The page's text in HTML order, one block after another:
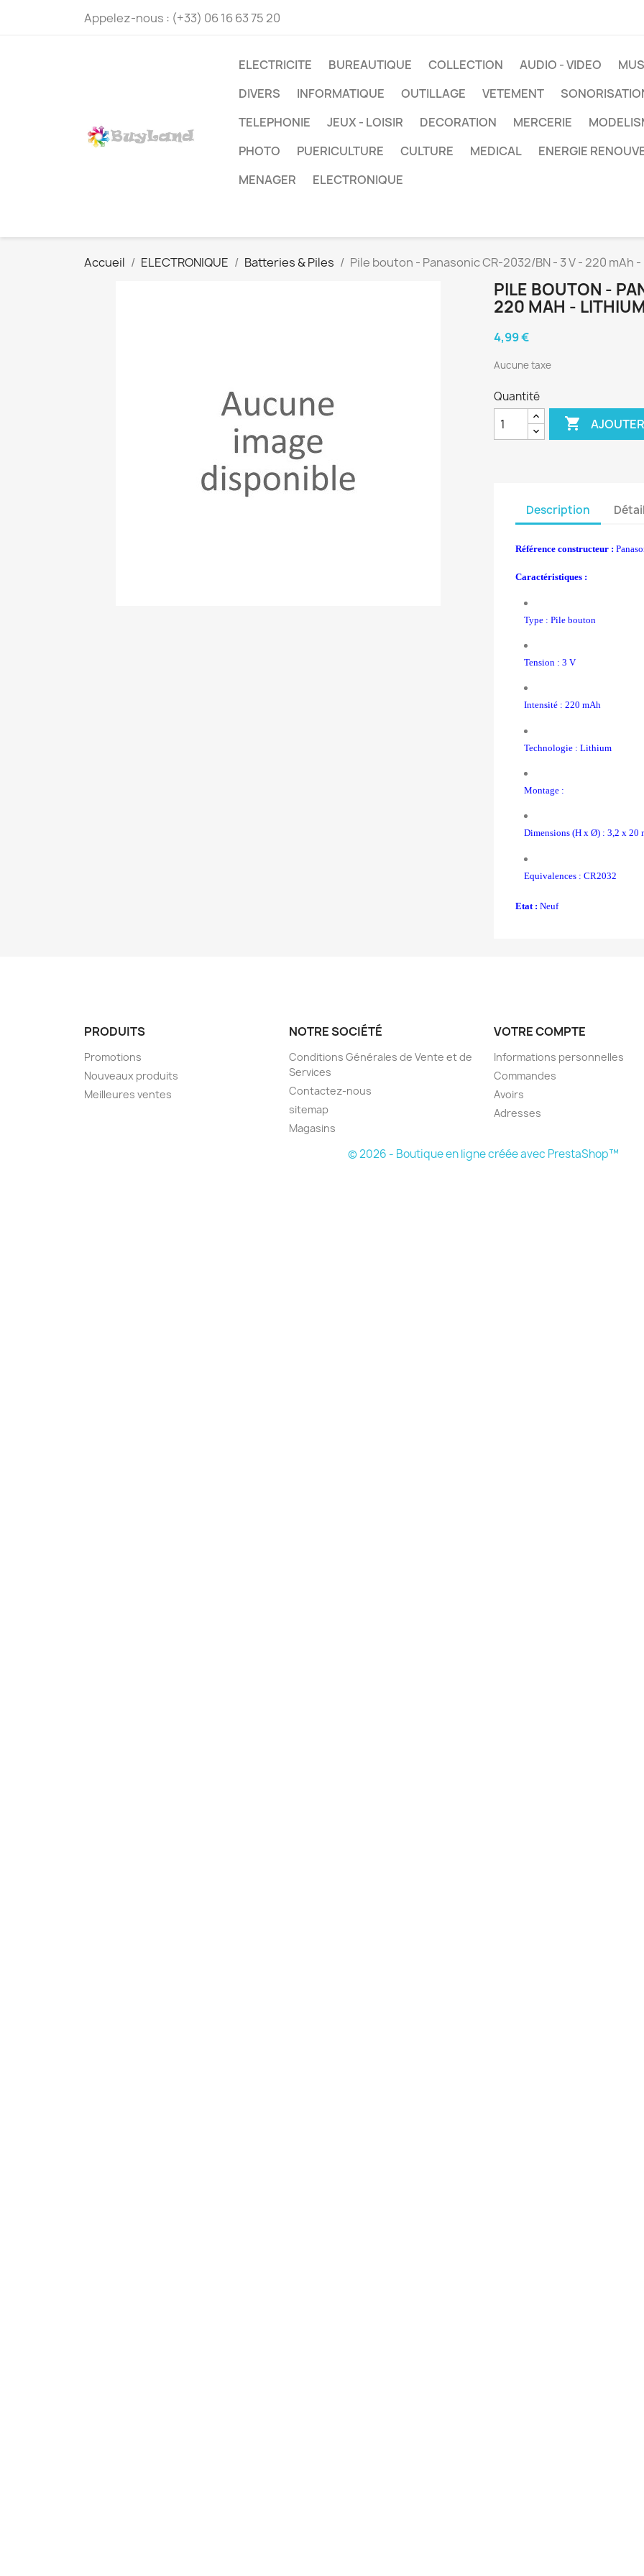
Appelez-nous : (+33) 06 16 63 75 20
ELECTRICITE BUREAUTIQUE COLLECTION AUDIO - VIDEO
DIVERS
INFORMATIQUE OUTILLAGE VETEMENT
TELEPHONIE
JEUX - LOISIR DECORATION MERCERIE
PHOTO
PUERICULTURE CULTURE MEDICAL
ENERGIE
MENAGER
ELECTRONIQUE
Accueil ELECTRONIQUE Batteries & Piles Pile bouton - Panasonic CR-2032/BN - 3 V - 220 mAh
PILE BOUTON -
220 MAH -
4,99 €
Aucune taxe
Quantité

Description
Référence constructeur :
Caractéristiques :
Type : Pile bouton
Tension : 3 V
Intensité : 220 mAh
Technologie : Lithium
Montage :
Dimensions (H x Ø) : 3,2 x 20
Equivalences : CR2032
Etat : Neuf
PRODUITS
Promotions
Nouveaux produits
Meilleures ventes
NOTRE SOCIÉTÉ
Conditions Générales de Vente et de
Services
Contactez-nous
sitemap
Magasins
VOTRE COMPTE
Informations personnelles
Commandes
Avoirs
Adresses
© 2026 - Boutique en ligne créée avec PrestaShop™